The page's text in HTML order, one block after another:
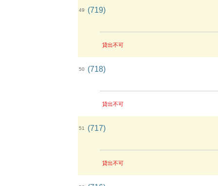
49 (719)
貸出不可
50 (718)
貸出不可
51 (717)
貸出不可